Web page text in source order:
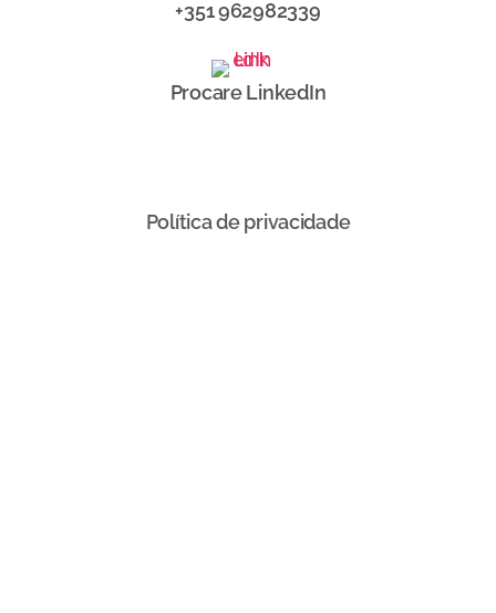
+351 962982339
Procare LinkedIn
Política de privacidade